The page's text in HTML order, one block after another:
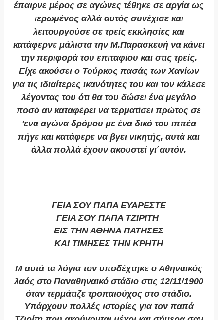
έπαιρνε μέρος σε αγώνες τέθηκε σε αργία ως
ιερωμένος αλλά αυτός συνέχισε και
λειτουργούσε σε τρείς εκκλησίες και
κατάφερνε μάλιστα την Μ.Παρασκευή να κάνει
την περιφορά του επιταφίου και στις τρείς.
Είχε ακούσει ο Τούρκος πασάς των Χανίων
για τις ιδιαίτερες ικανότητες του και τον κάλεσε
λέγοντας του ότι θα του δώσει ένα μεγάλο
ποσό αν καταφέρει να τερματίσει πρώτος σε
'ενα αγώνα δρόμου με ένα δικό του ιππέα
πήγε και κατάφερε να βγει νικητής, αυτά και
άλλα πολλά έχουν ακουστεί γι΄αυτόν.
ΓΕΙΑ ΣΟΥ ΠΑΠΑ ΕΥΑΡΕΣΤΕ
ΓΕΙΑ ΣΟΥ ΠΑΠΑ ΤΖΙΡΙΤΗ
ΕΙΣ ΤΗΝ ΑΘΗΝΑ ΠΑΤΗΣΕΣ
ΚΑΙ ΤΙΜΗΣΕΣ ΤΗΝ ΚΡΗΤΗ
Μ αυτά τα λόγια τον υποδέχτηκε ο Αθηναικός
λαός στο Παναθηναικό στάδιο στις 12/11/1900
όταν τερμάτιζε τροπαιούχος στο στάδιο.
Υπάρχουν πολλές ιστορίες για τον παπά